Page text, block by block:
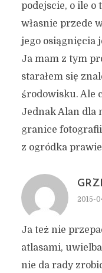
podejscie, o ile o
własnie przede
jego osiągnięcia
Ja mam z tym
starałem się
środowisku. Ale
Jednak Alan dla
granice
z ogródka
2015-
Ja też nie
atlasami,
nie da rady